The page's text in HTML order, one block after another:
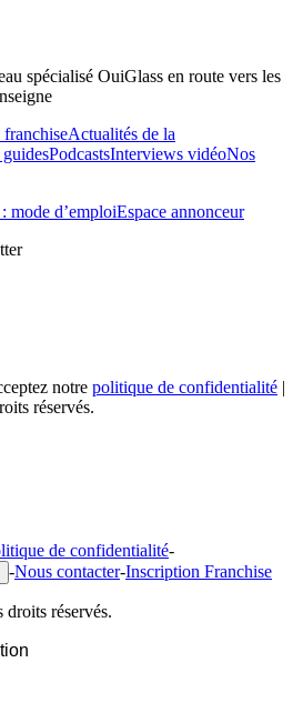
spécialisé OuiGlass en route vers les
Actualités de la
PodcastsInterviews vidéoNos
mode d’emploiEspace annonceur
notre politique de confidentialité |
réservés.
de confidentialité-
-Nous contacter-Inscription Franchise
réservés.